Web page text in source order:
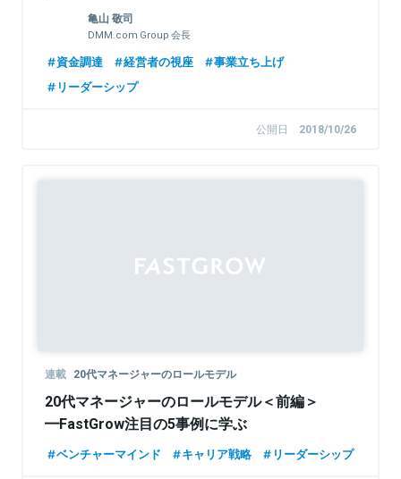
亀山 敬司
DMM.com Group 会長
資金調達 経営者の視座
事業立ち上げ
リーダーシップ
公開日 2018/10/26
連載 20代マネージャーのロールモデル
20代マネージャーのロールモデル＜前編＞
━FastGrow注目の5事例に学ぶ
ベンチャーマインド キャリア戦略 リーダーシップ